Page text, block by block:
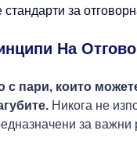
за
На
с пари, които
Никога не
за важни